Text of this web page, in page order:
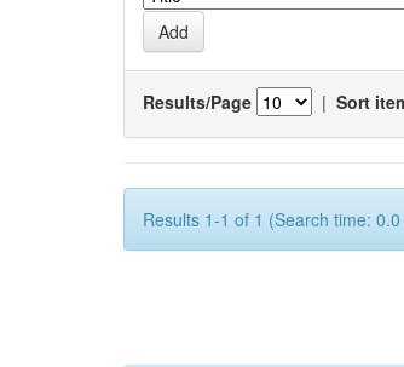
Results/Page | Sort
Results 1-1 of 1 (Search time: